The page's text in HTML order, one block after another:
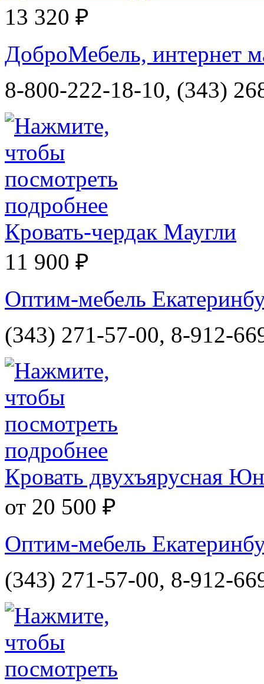
13 320 ₽
ДоброМебель, интернет
8-800-222-18-10, (343)
Кровать-чердак Маугли
11 900 ₽
Оптим-мебель
(343) 271-57-00, 8-912-
Кровать двухъярусная
от 20 500 ₽
Оптим-мебель
(343) 271-57-00, 8-912-